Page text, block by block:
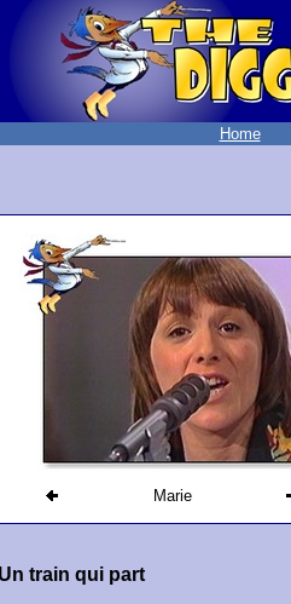
Home
Marie
Un train qui part